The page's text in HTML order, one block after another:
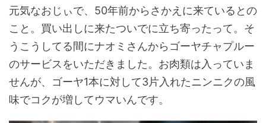
元気なおじぃで、50年前からさかえに来ているとの
こと。買い出しに来たついでに立ち寄ったって。そ
うこうしてる間にナオミさんからゴーヤチャプルー
のサービスをいただきました。お肉類は入っていま
せんが、ゴーヤ1本に対して3片入れたニンニクの風
味でコクが増してウマいんです。